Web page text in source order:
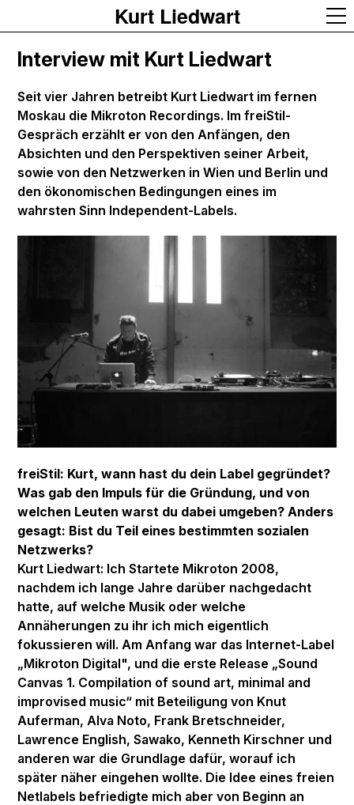
Kurt Liedwart
Interview mit Kurt Liedwart
Seit vier Jahren betreibt Kurt Liedwart im fernen
Moskau die Mikroton Recordings. Im freiStil-
Gespräch erzählt er von den Anfängen, den
Absichten und den Perspektiven seiner Arbeit,
sowie von den Netzwerken in Wien und Berlin und
den ökonomischen Bedingungen eines im
wahrsten Sinn Independent-Labels.
freiStil: Kurt, wann hast du dein Label gegründet?
Was gab den Impuls für die Gründung, und von
welchen Leuten warst du dabei umgeben? Anders
gesagt: Bist du Teil eines bestimmten sozialen
Netzwerks?
Kurt Liedwart: Ich Startete Mikroton 2008,
nachdem ich lange Jahre darüber nachgedacht
hatte, auf welche Musik oder welche
Annäherungen zu ihr ich mich eigentlich
fokussieren will. Am Anfang war das Internet-Label
„Mikroton Digital", und die erste Release „Sound
Canvas 1. Compilation of sound art, minimal and
improvised music“ mit Beteiligung von Knut
Auferman, Alva Noto, Frank Bretschneider,
Lawrence English, Sawako, Kenneth Kirschner und
anderen war die Grundlage dafür, worauf ich
später näher eingehen wollte. Die Idee eines freien
Netlabels befriedigte mich aber von Beginn an